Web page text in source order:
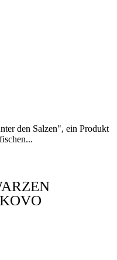
den Salzen", ein Produkt